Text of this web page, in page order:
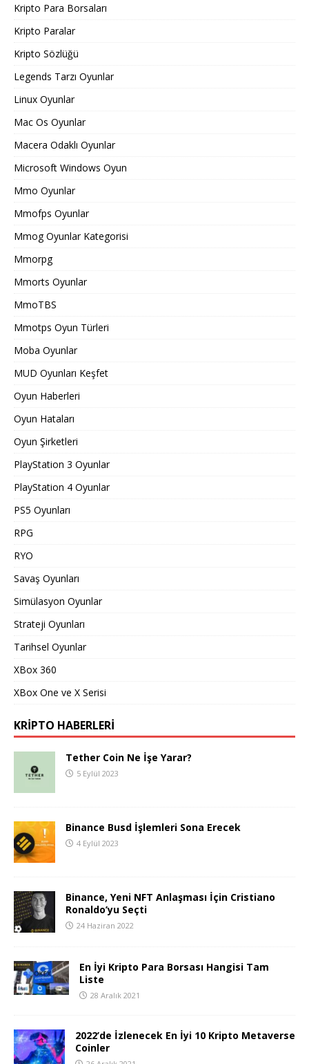
Kripto Para Borsaları
Kripto Paralar
Kripto Sözlüğü
Legends Tarzı Oyunlar
Linux Oyunlar
Mac Os Oyunlar
Macera Odaklı Oyunlar
Microsoft Windows Oyun
Mmo Oyunlar
Mmofps Oyunlar
Mmog Oyunlar Kategorisi
Mmorpg
Mmorts Oyunlar
MmoTBS
Mmotps Oyun Türleri
Moba Oyunlar
MUD Oyunları Keşfet
Oyun Haberleri
Oyun Hataları
Oyun Şirketleri
PlayStation 3 Oyunlar
PlayStation 4 Oyunlar
PS5 Oyunları
RPG
RYO
Savaş Oyunları
Simülasyon Oyunlar
Strateji Oyunları
Tarihsel Oyunlar
XBox 360
XBox One ve X Serisi
KRIPTO HABERLERI
Tether Coin Ne İşe Yarar?
5 Eylül 2023
Binance Busd İşlemleri Sona Erecek
4 Eylül 2023
Binance, Yeni NFT Anlaşması İçin Cristiano
Ronaldo’yu Seçti
24 Haziran 2022
En İyi Kripto Para Borsası Hangisi Tam
Liste
28 Aralık 2021
2022’de İzlenecek En İyi 10 Kripto Metaverse
Coinler